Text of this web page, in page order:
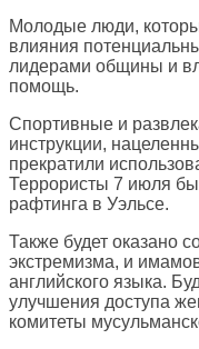
Молодые люди,
влияния
лидерами общины и
помощь.
Спортивные и
инструкции,
прекратили
Террористы 7 июля
рафтинга в Уэльсе.
Также будет оказано
экстремизма, и
английского языка.
улучшения доступа
комитеты